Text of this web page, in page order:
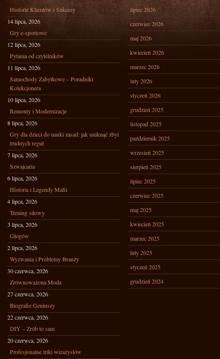
Historie Klientów i Sukcesy
14 lipca, 2026
Gry e-sportowe
12 lipca, 2026
Pytania od czytelników
11 lipca, 2026
Samochody Zabytkowe – Poradniki
Kolekcjonera
10 lipca, 2026
Remonty i Modernizacje
8 lipca, 2026
Gry dla dzieci do nauki zasad: jak uniknąć zbyt
trudnych reguł
7 lipca, 2026
Szwajcaria
6 lipca, 2026
Historia i Legendy Mafii
4 lipca, 2026
Trening siłowy
3 lipca, 2026
Głogów
2 lipca, 2026
Wyzwania i Problemy Branży
30 czerwca, 2026
Zrównoważona Moda
27 czerwca, 2026
Biografie Geniuszy
22 czerwca, 2026
DIY – Zrób to sam
20 czerwca, 2026
Profesjonalne triki wizażystów
lipiec 2026
czerwiec 2026
maj 2026
kwiecień 2026
marzec 2026
luty 2026
styczeń 2026
grudzień 2025
listopad 2025
październik 2025
wrzesień 2025
sierpień 2025
lipiec 2025
czerwiec 2025
maj 2025
kwiecień 2025
marzec 2025
luty 2025
styczeń 2025
grudzień 2024